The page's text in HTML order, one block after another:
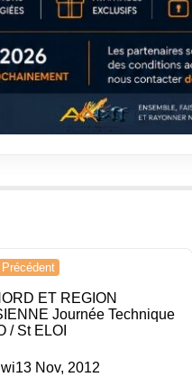
ET REGION
Journée Technique
/ St ELOI
13 Nov, 2012